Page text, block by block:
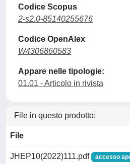
Codice Scopus
2-s2.0-85140255676
Codice OpenAlex
W4306860583
Appare nelle tipologie:
01.01 - Articolo in rivista
File in questo prodotto:
File
JHEP10(2022)111.pdf accesso